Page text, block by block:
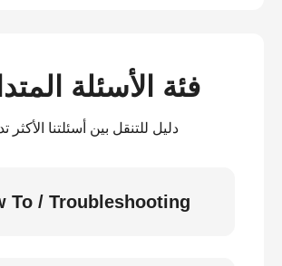
فئة الأسئلة
دليل للتنقل بين أسئلتنا الأكثر
To / Troubleshooting